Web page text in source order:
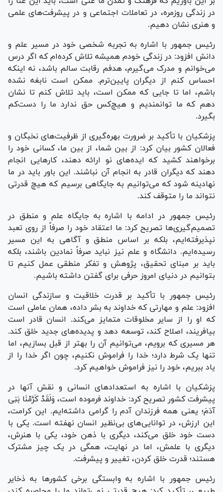
در زندگی روزمره، در تعاملات اجتماعی و در پیشرفت‌های علمی
و هنری نشان دهیم.
رئیس جمهور با اشاره به تجربه شخصی خود در مسیر علم و
دانش افزود: در زندگی خودم همیشه تلاش کرده‌ام که اگر درس
می‌خوانم و مدرک می‌گیرم، هدفم رقابت سالم باشد، نه اینکه
احساس کنم از دیگران پایین‌ترم. ممکن است نابغه نشده
باشم، اما تا جایی که ممکن است، باید تلاش کنم تا نشان
دهم که ما توانمندیم و هیچ‌کس حق ندارد ما را دست‌کم
بگیرد.
پزشکیان با تأکید بر ضرورت بهره‌گیری از ظرفیت‌های نخبگان و
فعالان کشور بیان کرد: از بین شما، از بین ما، کسانی خود را
برخواهند کشید که ایده‌های نو ارائه دهند، کار‌هایی انجام
دهند که دیگران قادر به انجام آن نباشند. این باور باید در ما
نهادینه شود که می‌توانیم به جایگاهی برسیم که هیچ قدرتی
نتواند ما را متوقف کند.
رئیس جمهور در ادامه با اشاره به جایگاه علم و منطق در
تصمیم‌گیری‌ها تصریح کرد: ما اعتقاد خود را صرفاً از روی تعبد
نپذیرفته‌ایم، بلکه بر اساس منطق و آگاهی به این مسیر
رسیده‌ایم. دانشگاه و علم نیز نباید صرفاً نمادین باشند، بلکه
باید بر مبنای تحقیق، پژوهش و تفکر منطقی عمل کنیم تا
بتوانیم در دنیای امروز حرفی برای گفتن داشته باشیم.
رئیس جمهور با تأکید بر قدرت خلاقیت و سازندگی انسان
افزود: علم و مهارتی که خداوند به بشر داده، همان عاملی است
که او را از سایر مخلوقات متمایز می‌کند. انسان قادر است
بیافریند، اصلاح کند، توسعه دهد و پدیده‌های جدید خلق کند.
هر مسیری که برویم، می‌توانیم آن را بهتر از قبل بسازیم، اما
تنها یک شرط دارد؛ خدا را فراموش نکنیم، چون اگر خدا را از
یاد ببریم، خود را نیز فراموش خواهیم کرد.
پزشکیان با اشاره به استعداد‌های انسانی و نقش آنها در
پیشرفت کشور تصریح کرد: خداوند فرموده است، وَلَقَدْ کَرَّمْنَا بَنِی
آدَمَ؛ یعنی همه فرزندان آدم را گرامی داشته‌ایم. این کرامت،
این ارزش، در توانایی‌های بی‌نظیر انسان نهفته است. یکی با
دست خود خلق می‌کند، دیگری با ذهن خود، یکی با هنرش،
دیگری با علمش، اما در نهایت، همگی در یک چیز مشترک
هستند؛ قدرت خلق کردن، تغییر و پیشرفت.
رئیس جمهور با اشاره به وابستگی برخی کشور‌ها به ذخایر